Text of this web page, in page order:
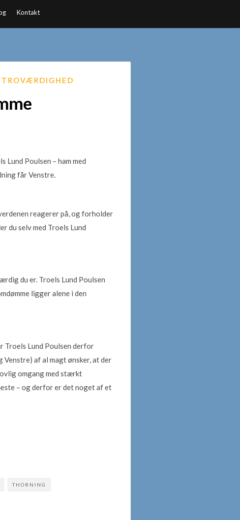
Kontakt
TROVÆRDIGHED
Lund Poulsen – ham med
får Venstre.
reagerer på, og forholder
du selv med Troels Lund
du er. Troels Lund Poulsen
ligger alene i den
Troels Lund Poulsen derfor
af al magt ønsker, at der
omgang med stærkt
– og derfor er det noget af et
THORNING